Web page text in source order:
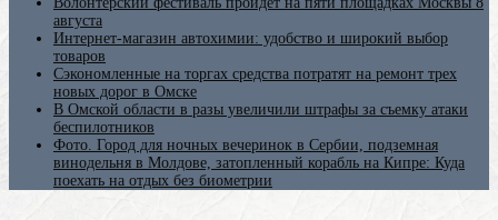
августа
Интернет-магазин автохимии: удобство и широкий выбор
товаров
Сэкономленные на торгах средства потратят на ремонт трех
новых дорог в Омске
В Омской области в разы увеличили штрафы за съемку атаки
беспилотников
Фото. Город для ночных вечеринок в Сербии, подземная
винодельня в Молдове, затопленный корабль на Кипре: Куда
поехать на отдых без биометрии